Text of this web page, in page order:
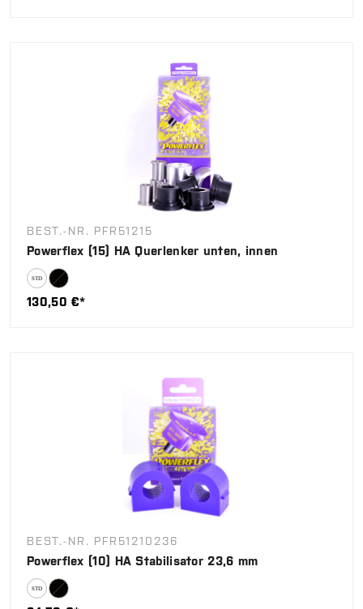
BEST.-NR. PFR51215
Powerflex (15) HA Querlenker unten, innen
130,50 €*
BEST.-NR. PFR51210236
Powerflex (10) HA Stabilisator 23,6 mm